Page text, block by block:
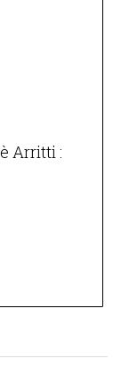
Arritti :